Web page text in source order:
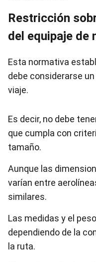
Restricción
del equipaje de
Esta normativa
debe considerarse
viaje.
Es decir, no debe
que cumpla con
tamaño.
Aunque las
varían entre
similares.
Las medidas y el
dependiendo de la
la ruta.